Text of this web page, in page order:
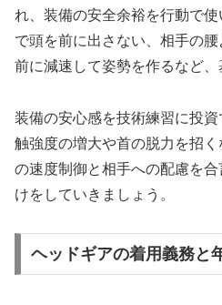
れ、装備の安全余裕を行動で
で頭を前に出さない、相手の
前に減速して姿勢を作るなど、
装備の安心感を技術練習に投
触強度の増大や首の脱力を招
の速度制御と相手への配慮を
けをしていきましょう。
ヘッドギアの着用義務と